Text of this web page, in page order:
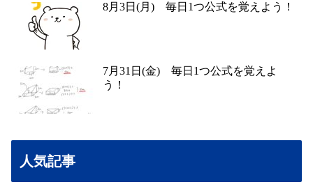
8月3日(月) 毎日1つ公式を覚えよう！
7月31日(金) 毎日1つ公式を覚えよ
う！
人気記事